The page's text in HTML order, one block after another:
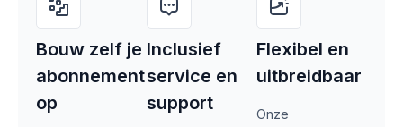
Bouw zelf je
abonnement
op
Inclusief
service en
support
Flexibel en
uitbreidbaar
Onze